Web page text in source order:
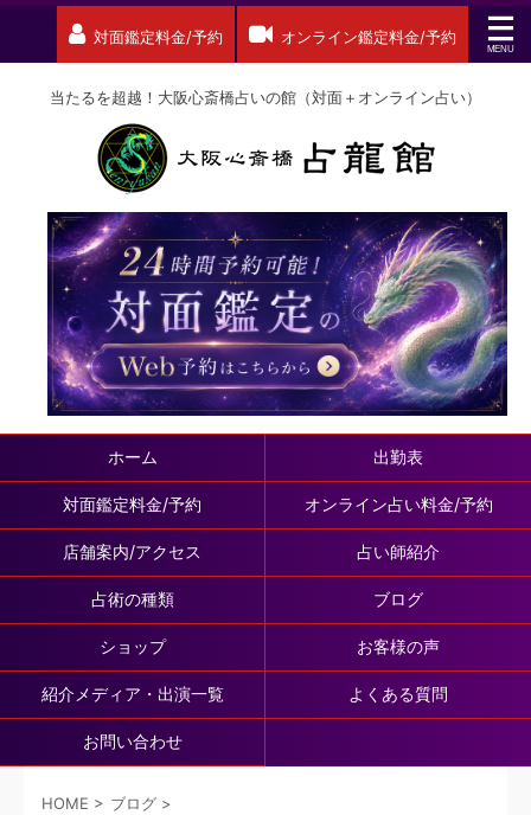
対面鑑定料金/予約 オンライン鑑定料金/予約
当たるを超越！大阪心斎橋占いの館（対面＋オンライン占い）
ホーム 出勤表
対面鑑定料金/予約 オンライン占い料金/予約
店舗案内/アクセス 占い師紹介
占術の種類 ブログ
ショップ お客様の声
紹介メディア・出演一覧 よくある質問
お問い合わせ
HOME > ブログ >